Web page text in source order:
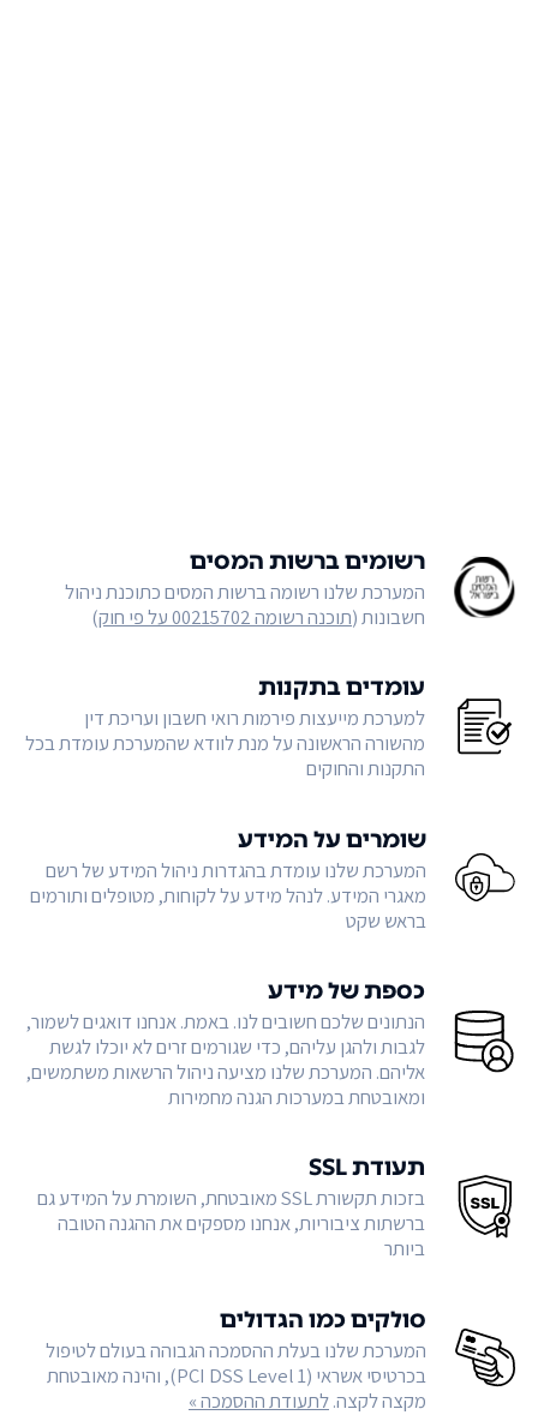
רשומים ברשות המסים
המערכת שלנו רשומה ברשות המסים כתוכנת ניהול
חשבונות (תוכנה רשומה 00215702 על פי חוק )
עומדים בתקנות
למערכת מייעצות פירמות רואי חשבון ועריכת דין
מהשורה הראשונה על מנת לוודא שהמערכת עומדת בכל
התקנות והחוקים
שומרים על המידע
המערכת שלנו עומדת בהגדרות ניהול המידע של רשם
מאגרי המידע. לנהל מידע על לקוחות, מטופלים ותורמים
בראש שקט
כספת של מידע
הנתונים שלכם חשובים לנו. באמת. אנחנו דואגים לשמור,
לגבות ולהגן עליהם, כדי שגורמים זרים לא יוכלו לגשת
אליהם. המערכת שלנו מציעה ניהול הרשאות משתמשים,
ומאובטחת במערכות הגנה מחמירות
תעודת SSL
בזכות תקשורת SSL מאובטחת, השומרת על המידע גם
ברשתות ציבוריות, אנחנו מספקים את ההגנה הטובה
ביותר
סולקים כמו הגדולים
המערכת שלנו בעלת ההסמכה הגבוהה בעולם לטיפול
בכרטיסי אשראי (PCI DSS Level 1), והינה מאובטחת
מקצה לקצה.לתעודת ההסמכה »